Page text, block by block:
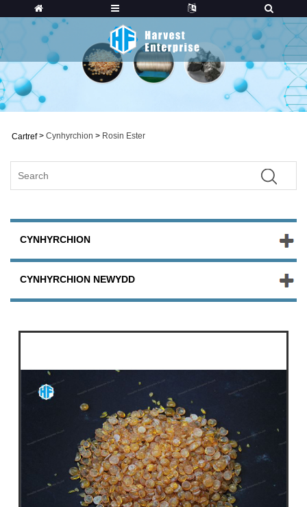
Cartref > Cynhyrchion > Rosin Ester
CYNHYRCHION
CYNHYRCHION NEWYDD